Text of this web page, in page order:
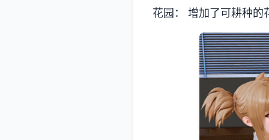
花园： 增加了可耕种的